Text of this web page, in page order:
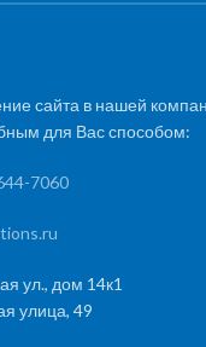
сайта в нашей
для Вас способом:
7060
ул., дом 14к1
улица, 49